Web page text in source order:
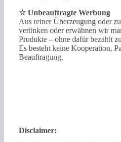
☆ Unbeauftragte Werbung
Aus reiner Überzeugung oder
verlinken oder erwähnen wir
Produkte – ohne dafür bezahlt
Es besteht keine Kooperation,
Beauftragung.
Disclaimer: